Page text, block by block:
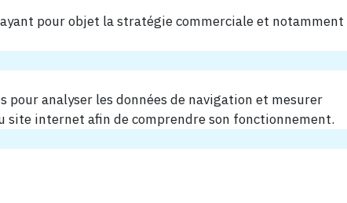
pour objet la stratégie commerciale et notamment
pour analyser les données de navigation et mesurer
site internet afin de comprendre son fonctionnement.